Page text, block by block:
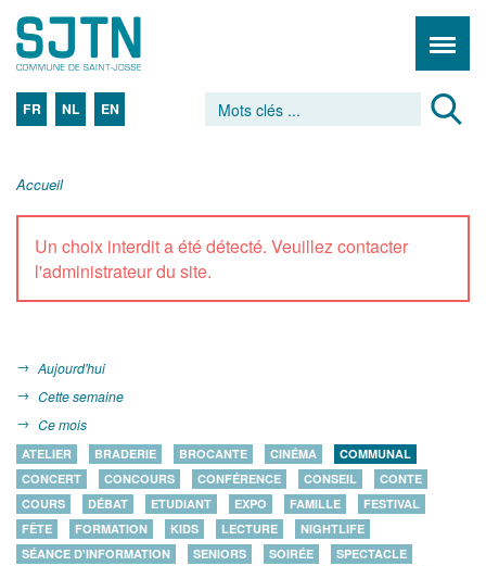
FR NL EN
Accueil
Un choix interdit a été détecté. Veuillez contacter
l'administrateur du site.
Aujourd'hui
Cette semaine
Ce mois
ATELIER BRADERIE BROCANTE CINÉMA
COMMUNAL
CONCERT
CONCOURS CONFÉRENCE CONSEIL
CONTE
COURS
DÉBAT ETUDIANT EXPO FAMILLE
FESTIVAL
FÊTE
FORMATION KIDS LECTURE
NIGHTLIFE
SÉANCE D'INFORMATION
SENIORS SOIRÉE
SPECTACLE